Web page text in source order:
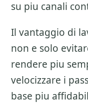
su piu canali
Il vantaggio di
non e solo
rendere piu
velocizzare i
base piu